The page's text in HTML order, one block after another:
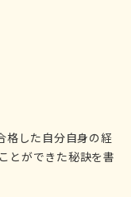
格した自分自身の経
とができた秘訣を書